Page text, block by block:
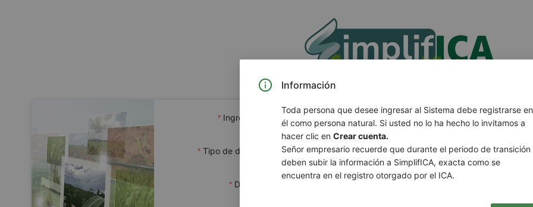
Ingresar como Persona natural
Tipo de documento
Documento
Información
Toda persona que desee ingresar al Sistema debe registrarse en
él como persona natural. Si usted no lo ha hecho lo invitamos a
hacer clic enCrear cuenta.
Señor empresario recuerde que durante el periodo de transición
deben subir la información a SimplifICA, exacta como se
encuentra en el registro otorgado por el ICA.